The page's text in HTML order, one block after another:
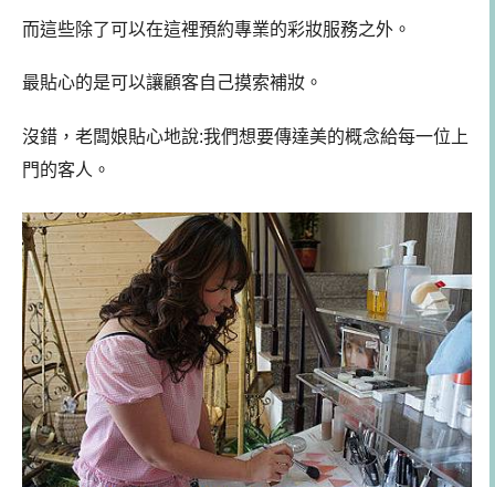
而這些除了可以在這裡預約專業的彩妝服務之外。
最貼心的是可以讓顧客自己摸索補妝。
沒錯，老闆娘貼心地說:我們想要傳達美的概念給每一位上
門的客人。